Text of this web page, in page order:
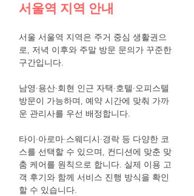
서울역 지역 안내
서울 서울역 지역은 주거 중심 생활권으
로, 저녁 이후와 주말 방문 문의가 꾸준한
구간입니다.
남영·용산·회현 인근 자택·호텔·오피스텔
방문이 가능하며, 예약 시간에 맞춰 가까
운 관리사를 우선 배정합니다.
타이·아로마·스웨디시·경락 등 다양한 코
스를 선택할 수 있으며, 컨디션에 맞춘 맞
춤 케어를 원칙으로 합니다. 실제 이용 고
객 후기와 함께 서비스 진행 방식을 확인
할 수 있습니다.